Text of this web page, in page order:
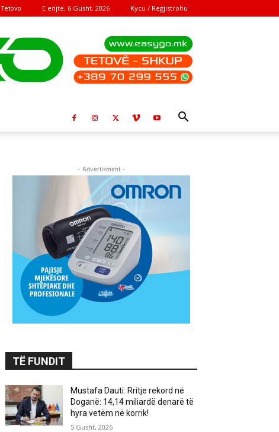
Tetovo E enjte, 6 Gusht, 2026 Kycu / Regjistrohu
- Advertisment -
TË FUNDIT
Mustafa Dauti: Rritje rekord në
Doganë: 14,14 miliardë denarë të
hyra vetëm në korrik!
5 Gusht, 2026